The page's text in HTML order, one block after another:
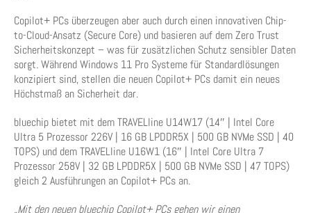
Copilot+ PCs überzeugen aber auch durch einen innovativen Chip-
to-Cloud-Ansatz (Secure Core) und basieren auf dem Zero Trust
Sicherheitskonzept – was für zusätzlichen Schutz sensibler Daten
sorgt. Während Windows 11 Pro Systeme für Standardlösungen
konzipiert sind, stellen die neuen Copilot+ PCs damit ein neues
Höchstmaß an Sicherheit dar.
bluechip bietet mit dem TRAVELline U14W17 (14″ | Intel Core
Ultra 5 Prozessor 226V | 16 GB LPDDR5X | 500 GB NVMe SSD | 40
TOPS) und dem TRAVELline U16W1 (16″ | Intel Core Ultra 7
Prozessor 258V | 32 GB LPDDR5X | 500 GB NVMe SSD | 47 TOPS)
gleich 2 Ausführungen an Copilot+ PCs an.
„Mit den neuen bluechip Copilot+ PCs gehen wir einen